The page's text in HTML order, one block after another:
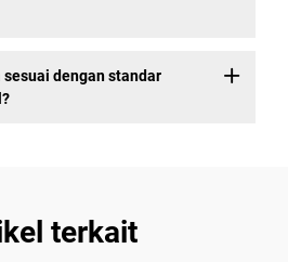
dengan standar
terkait